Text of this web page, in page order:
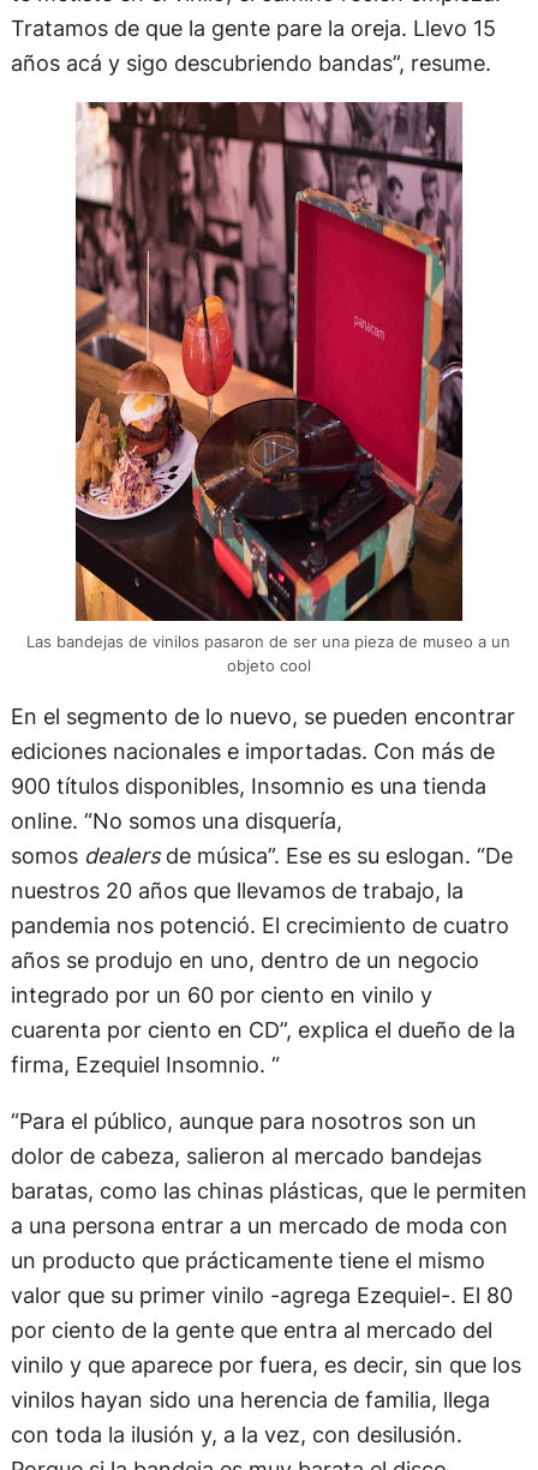
Tratamos de que la gente pare la oreja. Llevo 15
años acá y sigo descubriendo bandas”, resume.
Las bandejas de vinilos pasaron de ser una pieza de museo a un
objeto cool
En el segmento de lo nuevo, se pueden encontrar
ediciones nacionales e importadas. Con más de
900 títulos disponibles, Insomnio es una tienda
online. “No somos una disquería,
somos dealersde música”. Ese es su eslogan. “De
nuestros 20 años que llevamos de trabajo, la
pandemia nos potenció. El crecimiento de cuatro
años se produjo en uno, dentro de un negocio
integrado por un 60 por ciento en vinilo y
cuarenta por ciento en CD”, explica el dueño de la
firma, Ezequiel Insomnio. “
“Para el público, aunque para nosotros son un
dolor de cabeza, salieron al mercado bandejas
baratas, como las chinas plásticas, que le permiten
a una persona entrar a un mercado de moda con
un producto que prácticamente tiene el mismo
valor que su primer vinilo -agrega Ezequiel-. El 80
por ciento de la gente que entra al mercado del
vinilo y que aparece por fuera, es decir, sin que los
vinilos hayan sido una herencia de familia, llega
con toda la ilusión y, a la vez, con desilusión.